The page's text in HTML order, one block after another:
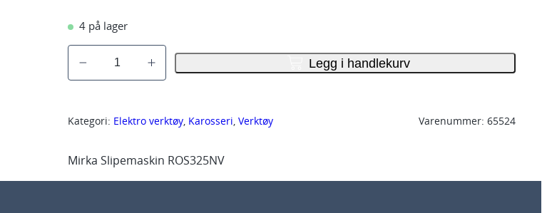
4 på lager
i
k
S
Legg i handlekurv
Kategori: Elektro verktøy, Karosseri, Verktøy Varenummer: 65524
Mirka Slipemaskin ROS325NV